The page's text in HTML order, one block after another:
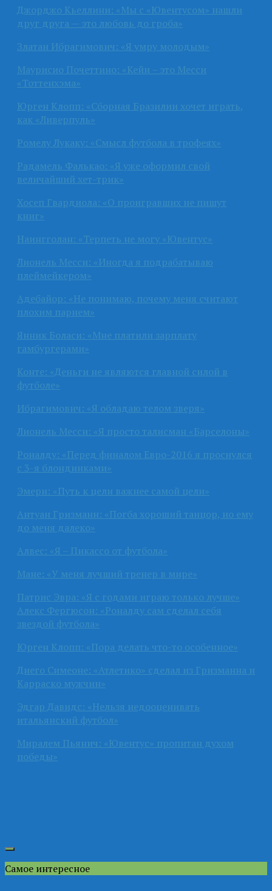
Джорджо Кьеллини: «Мы с «Ювентусом» нашли
друг друга — это любовь до гроба»
Златан Ибрагимович: «Я умру молодым»
Маурисио Почеттино: «Кейн – это Месси
«Тоттенхэма»
Юрген Клопп: «Сборная Бразилии хочет играть,
как «Ливерпуль»
Ромелу Лукаку: «Смысл футбола в трофеях»
Радамель Фалькао: «Я уже оформил свой
величайший хет-трик»
Хосеп Гвардиола: «О проигравших не пишут
книг»
Наингголан: «Терпеть не могу «Ювентус»
Лионель Месси: «Иногда я подрабатываю
плеймейкером»
Адебайор: «Не понимаю, почему меня считают
плохим парнем»
Янник Боласи: «Мне платили зарплату
гамбургерами»
Конте: «Деньги не являются главной силой в
футболе»
Ибрагимович: «Я обладаю телом зверя»
Лионель Месси: «Я просто талисман «Барселоны»
Роналду: «Перед финалом Евро-2016 я проснулся
с 3-я блондинками»
Эмери: «Путь к цели важнее самой цели»
Антуан Гризманн: «Погба хороший танцор, но ему
до меня далеко»
Алвес: «Я – Пикассо от футбола»
Мане: «У меня лучший тренер в мире»
Патрис Эвра: «Я с годами играю только лучше»
Алекс Фергюсон: «Роналду сам сделал себя
звездой футбола»
Юрген Клопп: «Пора делать что-то особенное»
Диего Симеоне: «Атлетико» сделал из Гризманна и
Карраско мужчин»
Эдгар Давидс: «Нельзя недооценивать
итальянский футбол»
Миралем Пьянич: «Ювентус» пропитан духом
победы»
Самое интересное